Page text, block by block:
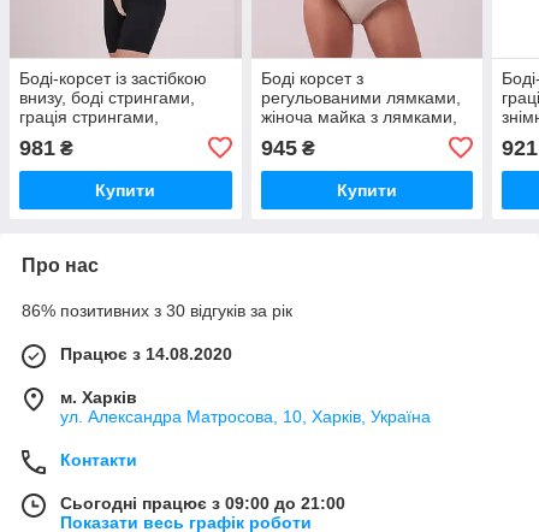
Боді-корсет із застібкою
внизу, боді стрингами,
грація стрингами,
981 ₴
Купити
Боді корсет з
регульованими лямками,
жіноча майка з лямками,
(2117)
945₴
Купити
921
Про нас
86% позитивних з 30 відгуків за рік
Працює з 14.08.2020
м. Харків
ул. Александра Матросова, 10, Харків, Україна
Контакти
Сьогодні працює з 09:00 до 21:00
Показати весь графік роботи